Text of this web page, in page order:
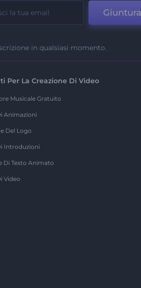
Giuntura
in qualsiasi momento.
Per La Creazione Di Video
Musicale Gratuito
Animazioni
Del Logo
Introduzioni
Di Testo Animato
Video